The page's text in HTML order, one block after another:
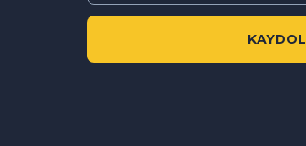
KAYDOL